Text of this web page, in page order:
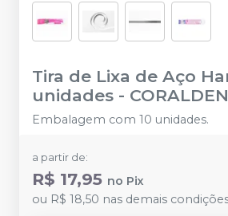
Tira de Lixa de Aço
unidades -
Embalagem com 10 unidades.
a partir de:
R$ 17,95 no Pix
ou R$ 18,50 nas demais